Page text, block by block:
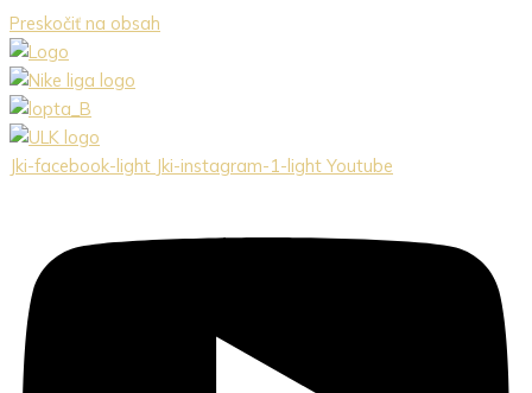
Preskočiť na obsah
Jki-facebook-light Jki-instagram-1-light Youtube